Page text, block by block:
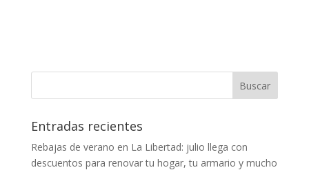
Entradas recientes
Rebajas de verano en La Libertad: julio llega con
descuentos para renovar tu hogar, tu armario y mucho